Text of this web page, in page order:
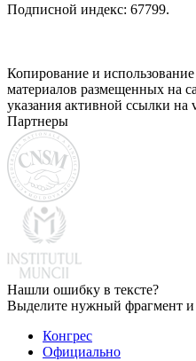
Подписной индекс: 67799.
Копирование и
материалов размещенных на
указания активной ссылки на
Партнеры
Нашли ошибку в тексте?
Выделите нужный фрагмент
Конгрес
Официально